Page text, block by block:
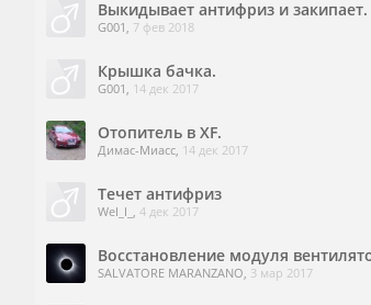
Выкидывает антифриз и закипает.
G001 , 7 фев 2018
Крышка бачка.
G001 , 14 дек 2017
Отопитель в XF.
Димас-Миасс, 14 дек 2017
Течет антифриз
WeI_I_ , 4 дек 2017
Восстановление модуля
SALVATORE MARANZANO, 3 мар 2017